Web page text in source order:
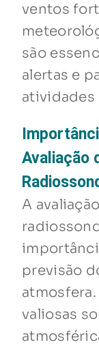
ventos
são
alertas e
atividades
Avaliação
A
previsão
valiosas